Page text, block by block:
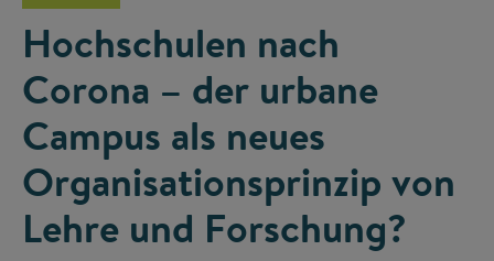
Hochschulen nach
Corona – der urbane
Campus als neues
Organisationsprinzip von
Lehre und Forschung?